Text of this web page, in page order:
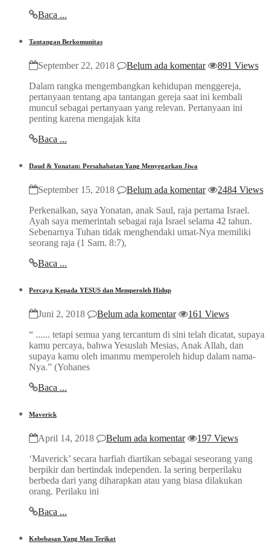
Baca ...
Tantangan Berkomunitas
September 22, 2018 Belum ada komentar
891 Views
Dalam rangka mengembangkan kehidupan menggereja,
pertanyaan tentang apa tantangan gereja saat ini kembali
muncul sebagai pertanyaan yang relevan. Pertanyaan ini
penting karena mengajak kita
Baca ...
Daud & Yonatan: Persahabatan Yang Menyegarkan Jiwa
September 15, 2018 Belum ada komentar
2484 Views
Perkenalkan, saya Yonatan, anak Saul, raja pertama Israel.
Ayah saya memerintah sebagai raja Israel selama 42 tahun.
Sebenarnya Tuhan tidak menghendaki umat-Nya memiliki
seorang raja (1 Sam. 8:7),
Baca ...
Percaya Kepada YESUS dan Memperoleh Hidup
Juni 2, 2018 Belum ada komentar
161 Views
“ ...... tetapi semua yang tercantum di sini telah dicatat, supaya
kamu percaya, bahwa Yesuslah Mesias, Anak Allah, dan
supaya kamu oleh imanmu memperoleh hidup dalam nama-
Nya.” (Yohanes
Baca ...
Maverick
April 14, 2018 Belum ada komentar
197 Views
‘Maverick’ secara harfiah diartikan sebagai seseorang yang
berpikir dan bertindak independen. Ia sering berperilaku
berbeda dari yang diharapkan atau yang biasa dilakukan
orang. Perilaku ini
Baca ...
Kebebasan Yang Mau Terikat